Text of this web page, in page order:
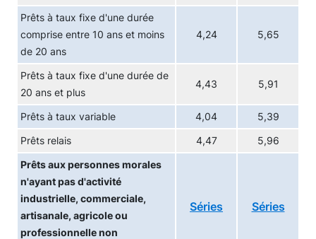
Prêts à taux fixe d'une durée
comprise entre 10 ans et moins
de 20 ans
4,24 5,65
Prêts à taux fixe d'une durée de
20 ans et plus
4,43 5,91
Prêts à taux variable 4,04 5,39
Prêts relais 4,47 5,96
Prêts aux personnes morales
n'ayant pas d'activité
industrielle, commerciale,
artisanale, agricole ou
professionnelle non
Séries Séries